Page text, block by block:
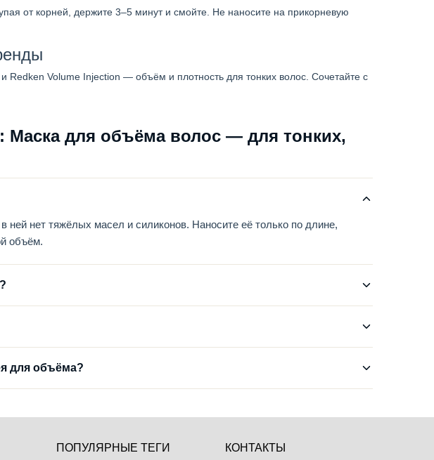
от корней, держите 3–5 минут и смойте. Не наносите на прикорневую
Redken Volume Injection — объём и плотность для тонких волос. Сочетайте с
для объёма волос — для тонких,
нет тяжёлых масел и силиконов. Наносите её только по длине,
объём.
для объёма?
ПОПУЛЯРНЫЕ ТЕГИ КОНТАКТЫ